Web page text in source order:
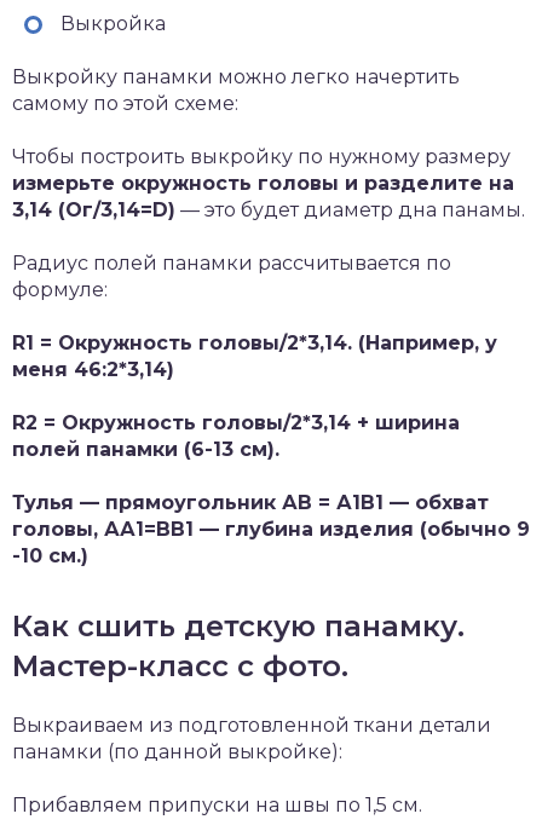
Выкройка
Выкройку панамки можно легко начертить
самому по этой схеме:
Чтобы построить выкройку по нужному размеру
измерьте окружность головы и разделите на
3,14 (Ог/3,14=D) — это будет диаметр дна панамы.
Радиус полей панамки рассчитывается по
формуле:
R1 = Окружность головы/2*3,14. (Например, у
меня 46:2*3,14)
R2 = Окружность головы/2*3,14 + ширина
полей панамки (6-13 см).
Тулья — прямоугольник АВ = А1В1 — обхват
головы, АА1=ВВ1 — глубина изделия (обычно 9
-10 см.)
Как сшить детскую панамку.
Мастер-класс с фото.
Выкраиваем из подготовленной ткани детали
панамки (по данной выкройке):
Прибавляем припуски на швы по 1,5 см.